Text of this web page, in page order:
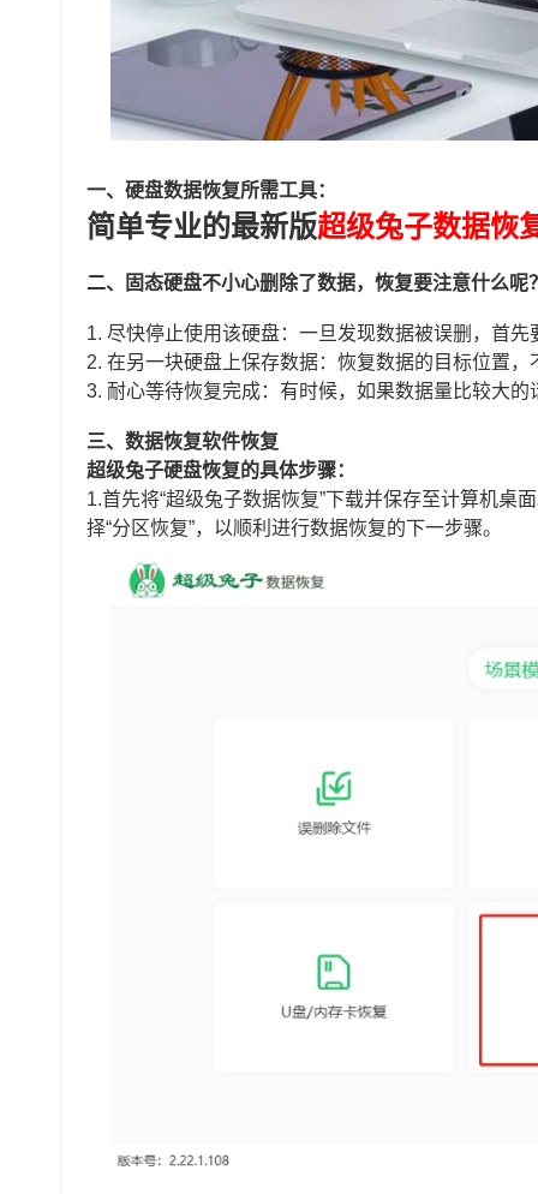
一、硬盘数据恢复所需工具：
简单专业的最新版超级兔子数据恢
二、固态硬盘不小心删除了数据，恢复要注意什么呢
1. 尽快停止使用该硬盘：一旦发现数据被误删，首
2. 在另一块硬盘上保存数据：恢复数据的目标位置
3. 耐心等待恢复完成：有时候，如果数据量比较大
三、数据恢复软件恢复
超级兔子硬盘恢复的具体步骤：
1.首先将“超级兔子数据恢复”下载并保存至计算机桌
择“分区恢复”，以顺利进行数据恢复的下一步骤。